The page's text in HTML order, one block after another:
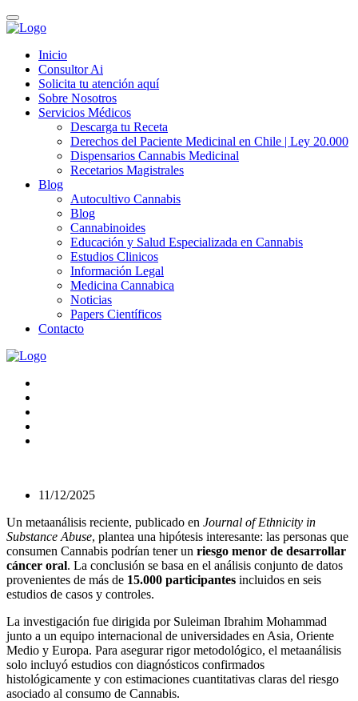
Inicio
Consultor Ai
Solicita tu atención aquí
Sobre Nosotros
Servicios Médicos
Descarga tu Receta
Derechos del Paciente Medicinal en Chile | Ley 20.000
Dispensarios Cannabis Medicinal
Recetarios Magistrales
Blog
Autocultivo Cannabis
Blog
Cannabinoides
Educación y Salud Especializada en Cannabis
Estudios Clinicos
Información Legal
Medicina Cannabica
Noticias
Papers Científicos
Contacto
11/12/2025
Un metaanálisis reciente, publicado en Journal of Ethnicity in
Substance Abuse, plantea una hipótesis interesante: las personas que
consumen Cannabis podrían tener un riesgo menor de desarrollar
cáncer oral. La conclusión se basa en el análisis conjunto de datos
provenientes de más de 15.000 participantes incluidos en seis
estudios de casos y controles.
La investigación fue dirigida por Suleiman Ibrahim Mohammad
junto a un equipo internacional de universidades en Asia, Oriente
Medio y Europa. Para asegurar rigor metodológico, el metaanálisis
solo incluyó estudios con diagnósticos confirmados
histológicamente y con estimaciones cuantitativas claras del riesgo
asociado al consumo de Cannabis.